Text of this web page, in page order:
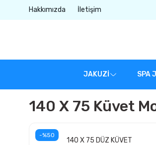
Hakkımızda İletişim
JAKUZİ SPA
140 X 75 Küvet
-%50
140 X 75 DÜZ KÜVET